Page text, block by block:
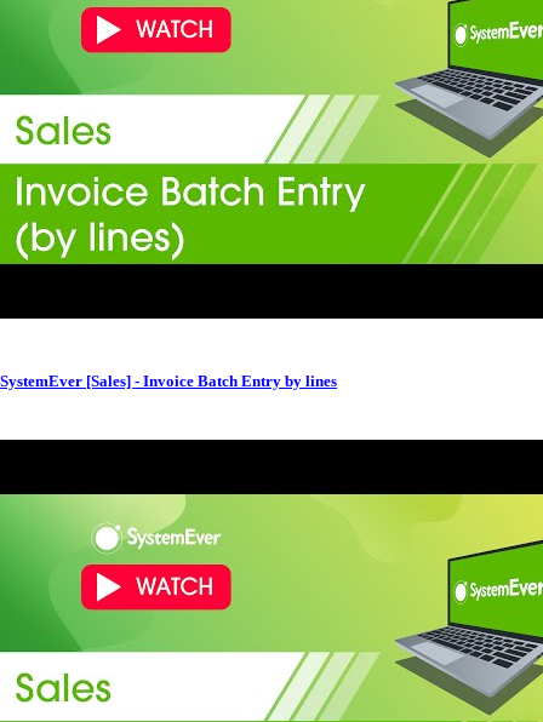
SystemEver [Sales] - Invoice Batch Entry by lines